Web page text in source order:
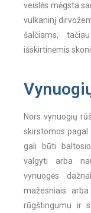
veislės mėgsta
vulkaninį
šalčiams,
išskirtinėmis
Nors vynuogių
skirstomos pagal
gali būti
valgyti arba
vynuogės
mažesniais
rūgštingumu ir